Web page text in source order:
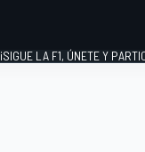
¡SIGUE LA F1, ÚNETE Y